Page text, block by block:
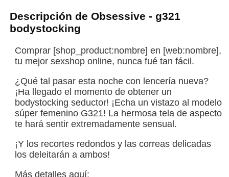
Descripción de Obsessive - g321
bodystocking
Comprar [shop_product:nombre] en [web:nombre],
tu mejor sexshop online, nunca fué tan fácil.
¿Qué tal pasar esta noche con lencería nueva?
¡Ha llegado el momento de obtener un
bodystocking seductor! ¡Echa un vistazo al modelo
súper femenino G321! La hermosa tela de aspecto
te hará sentir extremadamente sensual.
¡Y los recortes redondos y las correas delicadas
los deleitarán a ambos!
Más detalles aquí: